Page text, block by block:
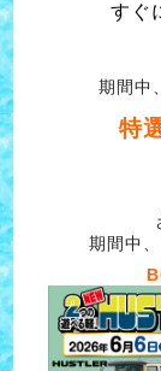
すぐ
期間中
特
期間中